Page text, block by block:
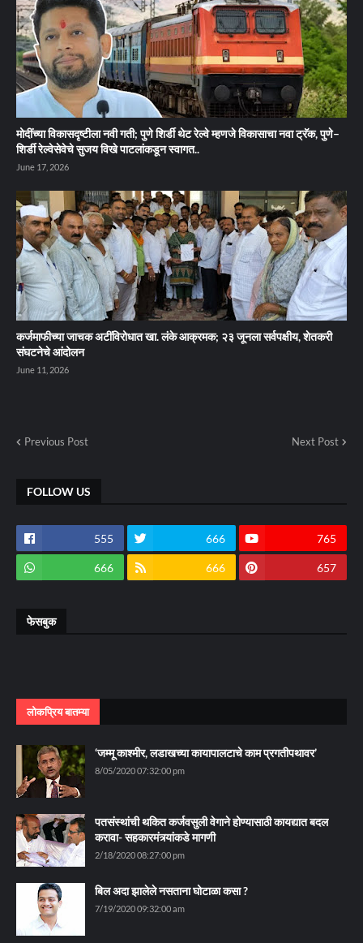
मोदींच्या विकासदृष्टीला नवी गती; पुणे शिर्डी थेट रेल्वे म्हणजे विकासाचा नवा ट्रॅक, पुणे–
शिर्डी रेल्वेसेवेचे सुजय विखे पाटलांकडून स्वागत..
June 17, 2026
कर्जमाफीच्या जाचक अटींविरोधात खा. लंके आक्रमक; २३ जूनला सर्वपक्षीय, शेतकरी
संघटनेचे आंदोलन
June 11, 2026
Previous Post Next Post
FOLLOW US
555 666 765
666 666 657
फेसबुक
लोकप्रिय बातम्या
‘जम्मू काश्मीर, लडाखच्या कायापालटाचे काम प्रगतीपथावर’
8/05/2020 07:32:00 pm
पतसंस्थांची थकित कर्जवसुली वेगाने होण्यासाठी कायद्यात बदल
करावा- सहकारमंत्र्यांकडे मागणी
2/18/2020 08:27:00 pm
बिल अदा झालेले नसताना घोटाळा कसा ?
7/19/2020 09:32:00 am